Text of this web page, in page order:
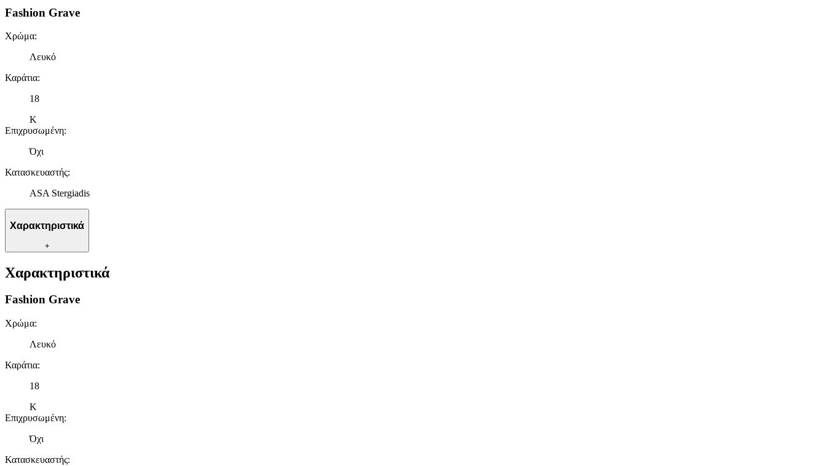
Fashion Grave
Χρώμα:
Λευκό
Καράτια:
18
K
Επιχρυσωμένη:
Όχι
Κατασκευαστής:
ASA Stergiadis
Χαρακτηριστικά
+
Χαρακτηριστικά
Fashion Grave
Χρώμα:
Λευκό
Καράτια:
18
K
Επιχρυσωμένη:
Όχι
Κατασκευαστής: